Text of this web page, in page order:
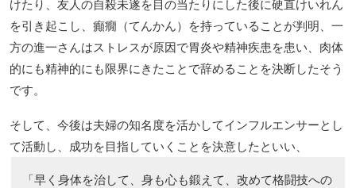
けたり、友人の自殺未遂を目の当たりにした後に硬直けいれん
を引き起こし、癲癇（てんかん）を持っていることが判明、一
方の進一さんはストレスが原因で胃炎や精神疾患を患い、肉体
的にも精神的にも限界にきたことで辞めることを決断したそう
です。
そして、今後は夫婦の知名度を活かしてインフルエンサーとし
て活動し、成功を目指していくことを決意したといい、
「早く身体を治して、身も心も鍛えて、改めて格闘技への